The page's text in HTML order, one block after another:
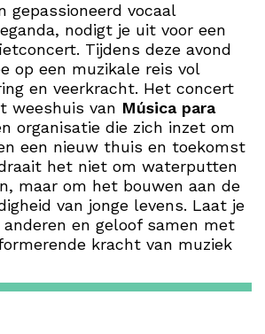
gepassioneerd vocaal
nodigt je uit voor een
Tijdens deze avond
op een muzikale reis vol
en veerkracht. Het concert
weeshuis van Música para
organisatie die zich inzet om
een nieuw thuis en toekomst
het niet om waterputten
maar om het bouwen aan de
van jonge levens. Laat je
en geloof samen met
kracht van muziek